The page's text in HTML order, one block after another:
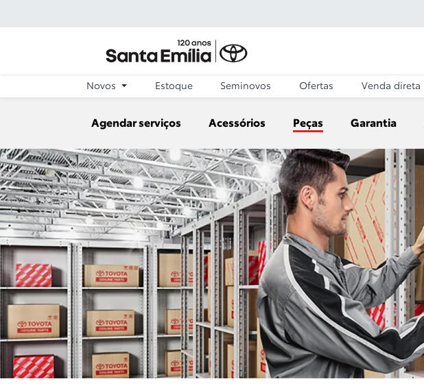
Novos Estoque Seminovos Ofertas Venda direta
Agendar serviços Acessórios Peças Garantia